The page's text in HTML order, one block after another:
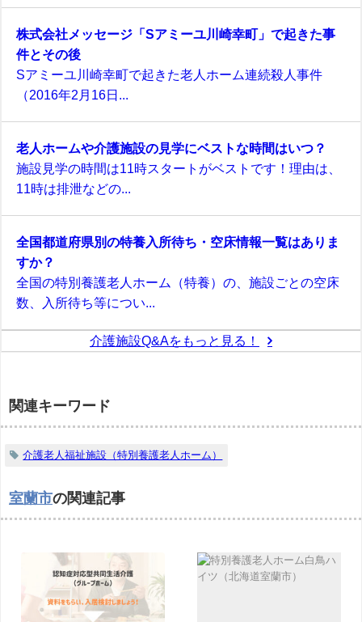
株式会社メッセージ「Sアミーユ川崎幸町」で起きた事
件とその後
Sアミーユ川崎幸町で起きた老人ホーム連続殺人事件
（2016年2月16日...
老人ホームや介護施設の見学にベストな時間はいつ？
施設見学の時間は11時スタートがベストです！理由は、
11時は排泄などの...
全国都道府県別の特養入所待ち・空床情報一覧はありま
すか？
全国の特別養護老人ホーム（特養）の、施設ごとの空床
数、入所待ち等につい...
介護施設Q&Aをもっと見る！
関連キーワード
介護老人福祉施設（特別養護老人ホーム）
室蘭市の関連記事